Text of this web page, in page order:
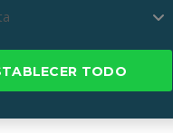
TODO